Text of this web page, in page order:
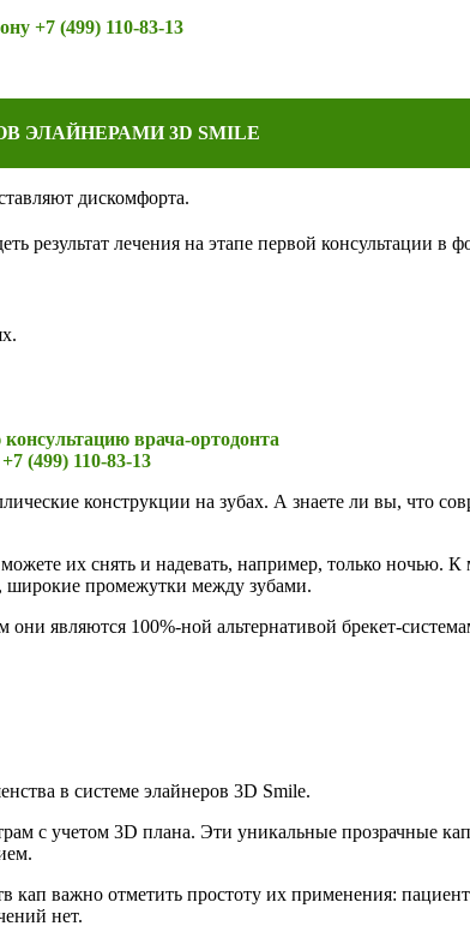
+7 (499) 110-83-13
ЭЛАЙНЕРАМИ 3D SMILE
дискомфорта.
результат лечения на этапе первой консультации в
врача-ортодонта
(499) 110-83-13
конструкции на зубах. А знаете ли вы, что
их снять и надевать, например, только ночью. К
широкие промежутки между зубами.
являются 100%-ной альтернативой брекет-
в системе элайнеров 3D Smile.
с учетом 3D плана. Эти уникальные прозрачные
важно отметить простоту их применения:
нет.